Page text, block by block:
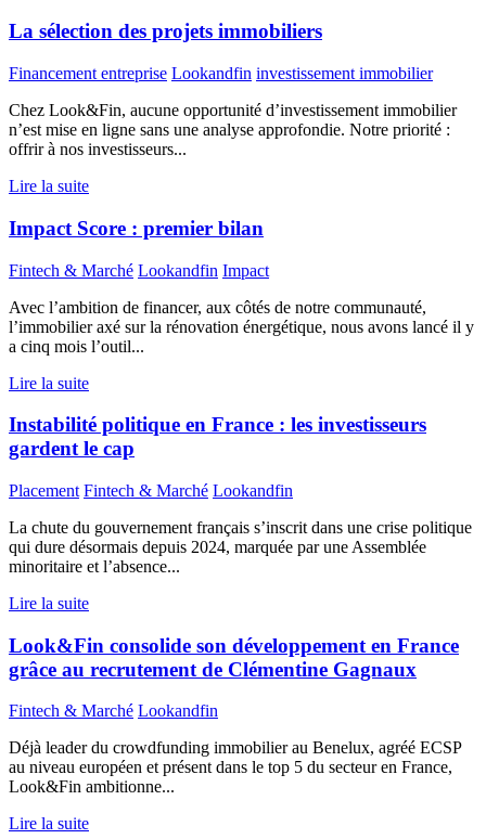
La sélection des projets immobiliers
Financement entreprise Lookandfin investissement immobilier
Chez Look&Fin, aucune opportunité d’investissement immobilier
n’est mise en ligne sans une analyse approfondie. Notre priorité :
offrir à nos investisseurs...
Lire la suite
Impact Score : premier bilan
Fintech & Marché Lookandfin Impact
Avec l’ambition de financer, aux côtés de notre communauté,
l’immobilier axé sur la rénovation énergétique, nous avons lancé il y
a cinq mois l’outil...
Lire la suite
Instabilité politique en France : les investisseurs
gardent le cap
Placement Fintech & Marché Lookandfin
La chute du gouvernement français s’inscrit dans une crise politique
qui dure désormais depuis 2024, marquée par une Assemblée
minoritaire et l’absence...
Lire la suite
Look&Fin consolide son développement en France
grâce au recrutement de Clémentine Gagnaux
Fintech & Marché Lookandfin
Déjà leader du crowdfunding immobilier au Benelux, agréé ECSP
au niveau européen et présent dans le top 5 du secteur en France,
Look&Fin ambitionne...
Lire la suite